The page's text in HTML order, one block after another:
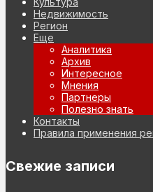
Недвижимость
Регион
Еще
Аналитика
Архив
Интересное
Мнения
Партнеры
Полезно знать
Контакты
Правила применения
Свежие записи